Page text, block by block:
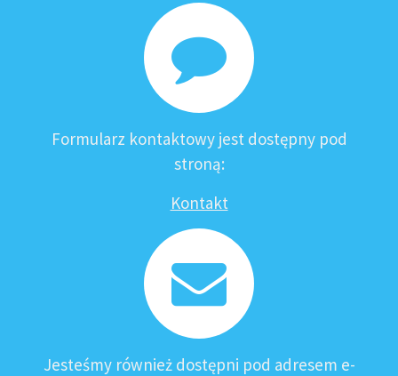
Formularz kontaktowy jest dostępny pod
stroną:
Kontakt
Jesteśmy również dostępni pod adresem e-